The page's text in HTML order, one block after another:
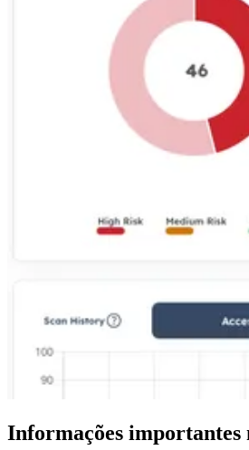
Informações importantes